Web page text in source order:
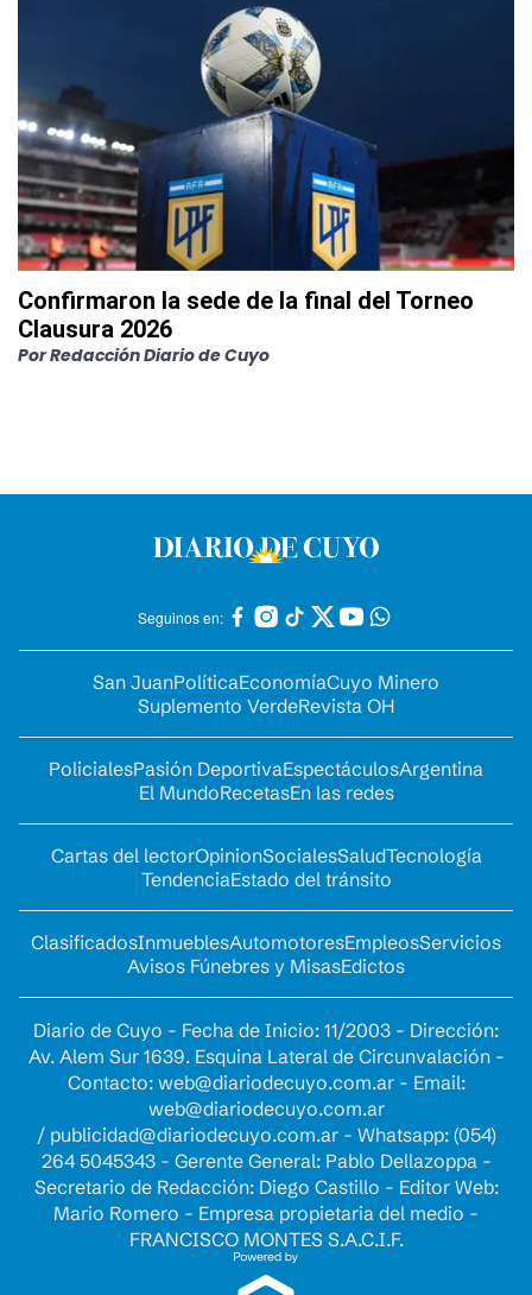
Confirmaron la sede de la final del Torneo
Clausura 2026
PorRedacción Diario de Cuyo
Seguinos en:
San JuanPolíticaEconomíaCuyo Minero
Suplemento VerdeRevista OH
PolicialesPasión DeportivaEspectáculosArgentina
El MundoRecetasEn las redes
Cartas del lectorOpinionSocialesSaludTecnología
TendenciaEstado del tránsito
ClasificadosInmueblesAutomotoresEmpleosServicios
Avisos Fúnebres y MisasEdictos
Diario de Cuyo - Fecha de Inicio: 11/2003 - Dirección:
Av. Alem Sur 1639. Esquina Lateral de Circunvalación -
Contacto: web@diariodecuyo.com.ar- Email:
web@diariodecuyo.com.ar
/ publicidad@diariodecuyo.com.ar- Whatsapp: (054)
264 5045343 - Gerente General: Pablo Dellazoppa -
Secretario de Redacción: Diego Castillo - Editor Web:
Mario Romero - Empresa propietaria del medio -
FRANCISCO MONTES S.A.C.I.F.